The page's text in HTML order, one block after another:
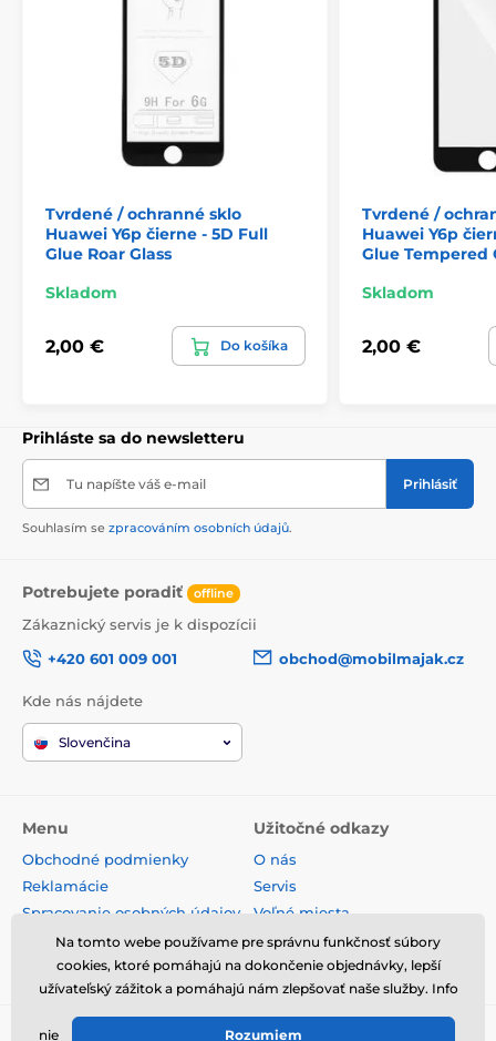
Tvrdené / ochranné sklo
Huawei Y6p čierne - 5D Full
Glue Roar Glass
Skladom
2,00 € Do košíka
Tvrdené /
Huawei Y6p
Glue Tempered
Skladom
2,00 €
Prihláste sa do newsletteru
Tu napíšte váš e-mail Prihlásiť
Souhlasím se zpracováním osobních údajů.
Potrebujete poradiť offline
Zákaznický servis je k dispozícii
+420 601 009 001
obchod@mobilmajak.cz
Kde nás nájdete
Slovenčina
Menu
Obchodné podmienky
Reklamácie
Spracovanie osobných údajov
Doprava a platba
Odstúpenie od zmluvy
Užitočné odkazy
O nás
Servis
Voľné miesta
Kontakt
© 2026 www.mobilmajak.sk ⦁ E-shop vytvorila
Na tomto webe používame pre správnu funkčnosť súbory
cookies, ktoré pomáhajú na dokončenie objednávky, lepší
užívateľský zážitok a pomáhajú nám zlepšovať naše služby. Info
nie Rozumiem